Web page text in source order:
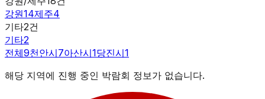
강원14제주4
기타2건
기타2
전체9천안시7아산시1당진시1
해당 지역에 진행 중인 박람회 정보가 없습니다.